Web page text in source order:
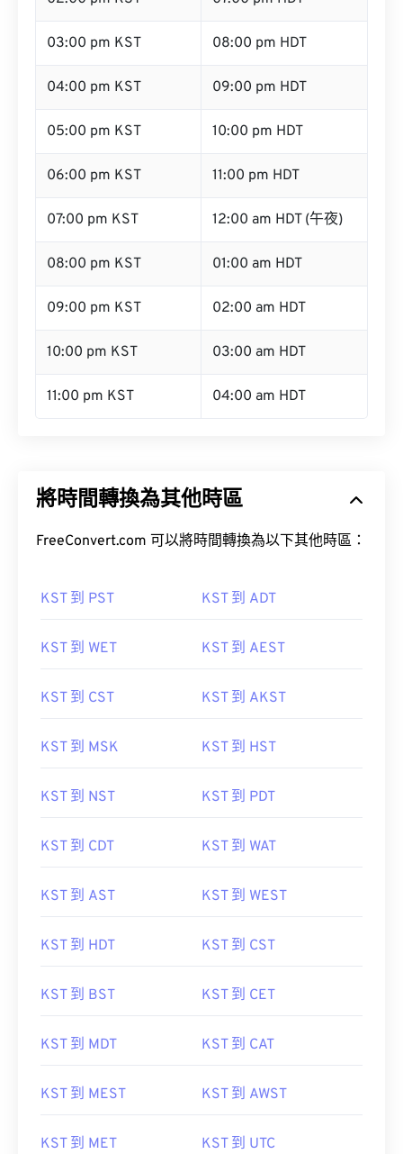
03:00 pm KST 08:00 pm HDT
04:00 pm KST 09:00 pm HDT
05:00 pm KST 10:00 pm HDT
06:00 pm KST 11:00 pm HDT
07:00 pm KST 12:00 am HDT (午夜)
08:00 pm KST 01:00 am HDT
09:00 pm KST 02:00 am HDT
10:00 pm KST 03:00 am HDT
11:00 pm KST 04:00 am HDT
將時間轉換為其他時區
FreeConvert.com 可以將時間轉換為以下其他時區：
KST 到 PST KST 到 ADT
KST 到 WET KST 到 AEST
KST 到 CST KST 到 AKST
KST 到 MSK KST 到 HST
KST 到 NST KST 到 PDT
KST 到 CDT KST 到 WAT
KST 到 AST KST 到 WEST
KST 到 HDT KST 到 CST
KST 到 BST KST 到 CET
KST 到 MDT KST 到 CAT
KST 到 MEST KST 到 AWST
KST 到 MET KST 到 UTC